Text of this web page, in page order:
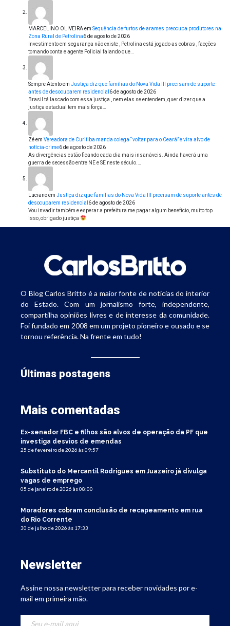
MARCELINO OLIVEIRAem Sequência de furtos de arames preocupa produtores na
Zona Rural de Petrolina6 de agosto de 2026
Investimento em segurança não existe , Petrolina está jogado as cobras , facções
tomando conta e agente Policial falando que…
Sempre Atentoem Justiça diz que famílias do Nova Vida III precisam de suporte
antes de desocuparem residencial 6 de agosto de 2026
Brasil tá lascado com essa justiça , nem elas se entendem, quer dizer que a
justiça estadual tem mais força…
Zéem Vereadora de Curitiba manda colega “voltar para o Ceará” e vira alvo de
notícia-crime6 de agosto de 2026
As divergências estão ficando cada dia mais insanáveis. Ainda haverá uma
guerra de secessão entre NE e SE neste século.…
Lucianeem Justiça diz que famílias do Nova Vida III precisam de suporte antes de
desocuparem residencial 6 de agosto de 2026
Vou invadir também e esperar a prefeitura me pagar algum benefício, muito top
isso, obrigado justiça
O Blog Carlos Britto é a maior fonte de notícias do interior
do Estado. Com um jornalismo forte, independente,
compartilha opiniões livres e de interesse da comunidade.
Foi fundado em 2008 em um projeto pioneiro e ousado e se
tornou referência. Na frente em tudo!
Últimas postagens
Mais comentadas
Ex-senador FBC e filhos são alvos de operação da PF que
investiga desvios de emendas
25 de fevereiro de 2026 às 09:57
Substituto do Mercantil Rodrigues em Juazeiro já divulga
vagas de emprego
05 de janeiro de 2026 às 08:00
Moradores cobram conclusão de recapeamento em rua
do Rio Corrente
30 de julho de 2026 às 17:33
Newsletter
Assine nossa newsletter para receber novidades por e-
mail em primeira mão.